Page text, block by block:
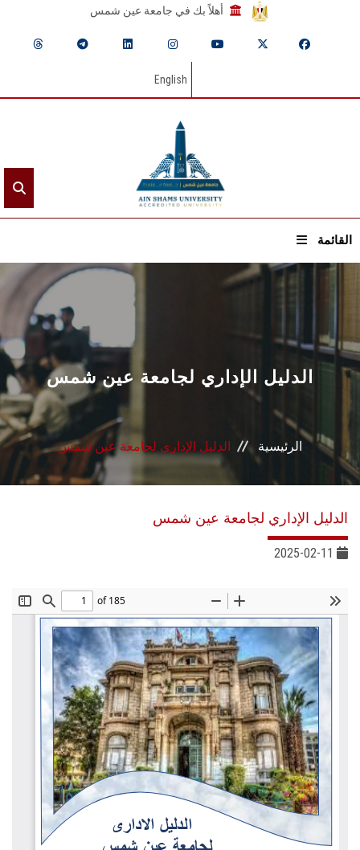
أهلاً بك في جامعة عين شمس
English
القائمة
الرئيسيـة
عن الجامعة
القطاعـات
الشئون الأكاديمية
البحث العلمي
الأنظمة الذكية
تواصل معنا
الطلاب
هيئة التدريس
الدراسات العليا
الدليل الإداري لجامعة عين شمس
الرئيسية الدليل الإداري لجامعة عين شمس
الدليل الإداري لجامعة عين شمس